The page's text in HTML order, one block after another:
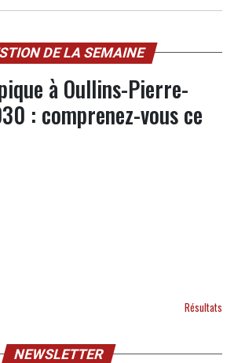
DE LA SEMAINE
à Oullins-Pierre-
: comprenez-vous ce
Résultats
NEWSLETTER